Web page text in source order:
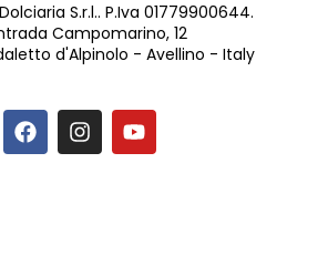
S.r.l.. P.Iva 01779900644.
Campomarino, 12
d'Alpinolo - Avellino - Italy